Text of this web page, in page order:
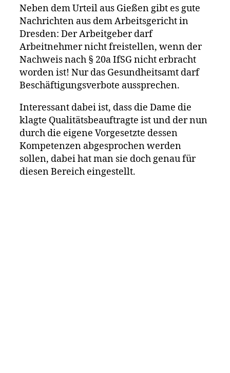
Neben dem Urteil aus Gießen gibt es gute
Nachrichten aus dem Arbeitsgericht in
Dresden: Der Arbeitgeber darf
Arbeitnehmer nicht freistellen, wenn der
Nachweis nach § 20a IfSG nicht erbracht
worden ist! Nur das Gesundheitsamt darf
Beschäftigungsverbote aussprechen.
Interessant dabei ist, dass die Dame die
klagte Qualitätsbeauftragte ist und der nun
durch die eigene Vorgesetzte dessen
Kompetenzen abgesprochen werden
sollen, dabei hat man sie doch genau für
diesen Bereich eingestellt.